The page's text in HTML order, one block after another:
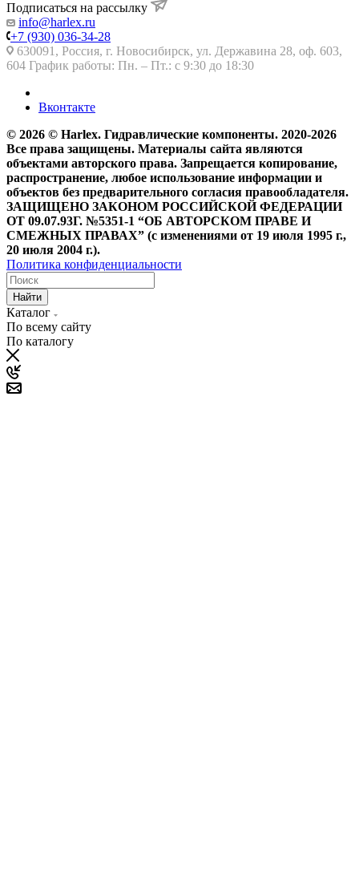
Подписаться на рассылку
info@harlex.ru
+7 (930) 036-34-28
630091, Россия, г. Новосибирск, ул. Державина 28, оф. 603,
604 График работы: Пн. – Пт.: с 9:30 до 18:30
Вконтакте
© 2026 © Harlex. Гидравлические компоненты. 2020-2026
Все права защищены. Материалы сайта являются
объектами авторского права. Запрещается копирование,
распространение, любое использование информации и
объектов без предварительного согласия правообладателя.
ЗАЩИЩЕНО ЗАКОНОМ РОССИЙСКОЙ ФЕДЕРАЦИИ
ОТ 09.07.93Г. №5351-1 “ОБ АВТОРСКОМ ПРАВЕ И
СМЕЖНЫХ ПРАВАХ” (с изменениями от 19 июля 1995 г.,
20 июля 2004 г.).
Политика конфиденциальности
Найти
Каталог
По всему сайту
По каталогу